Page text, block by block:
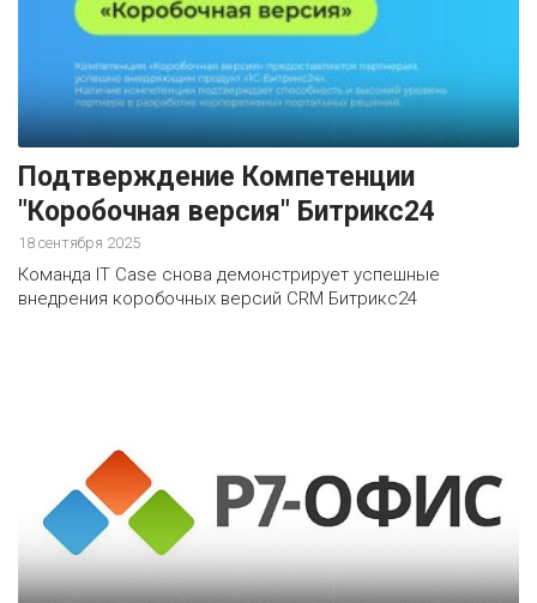
Подтверждение Компетенции
"Коробочная версия" Битрикс24
18 сентября 2025
Команда IT Case снова демонстрирует успешные
внедрения коробочных версий CRM Битрикс24